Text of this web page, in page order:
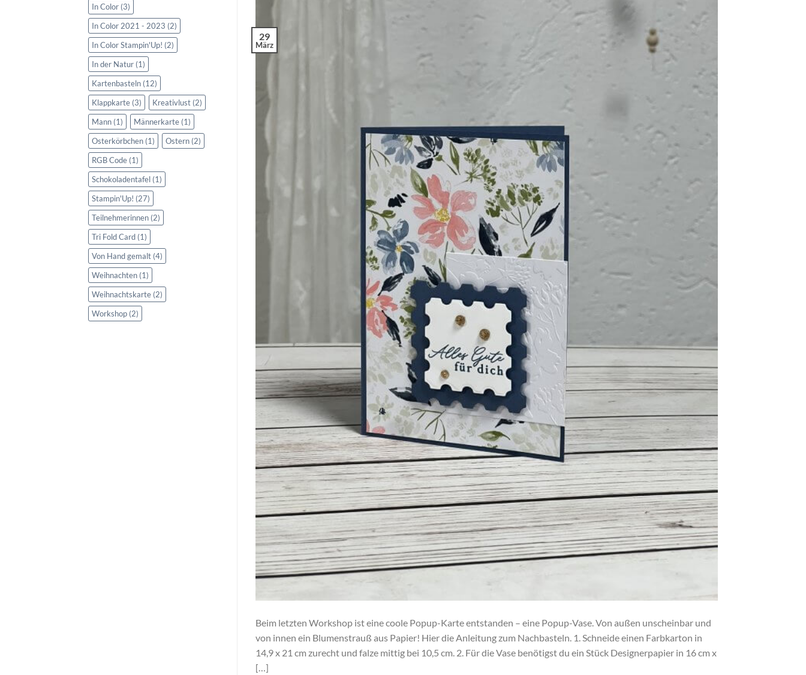
In Color (3)
In Color 2021 - 2023 (2)
In Color Stampin'Up! (2)
In der Natur (1)
Kartenbasteln (12)
Klappkarte (3) Kreativlust (2)
Mann (1) Männerkarte (1)
Osterkörbchen (1) Ostern (2)
RGB Code (1)
Schokoladentafel (1)
Stampin'Up! (27)
Teilnehmerinnen (2)
Tri Fold Card (1)
Von Hand gemalt (4)
Weihnachten (1)
Weihnachtskarte (2)
Workshop (2)
29
März
Beim letzten Workshop ist eine coole Popup-Karte entstanden – eine Popup-Vase. Von außen unscheinbar und
von innen ein Blumenstrauß aus Papier! Hier die Anleitung zum Nachbasteln. 1. Schneide einen Farbkarton in
14,9 x 21 cm zurecht und falze mittig bei 10,5 cm. 2. Für die Vase benötigst du ein Stück Designerpapier in 16 cm x
[…]